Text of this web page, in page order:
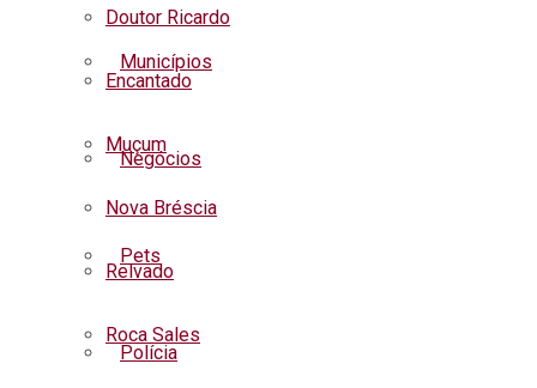
Municípios
Negócios
Pets
Polícia
Doutor Ricardo
Encantado
Muçum
Nova Bréscia
Relvado
Roca Sales